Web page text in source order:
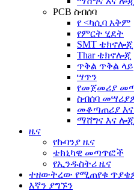
PCB ስብሰባ
የ <ካሲባ አቅም
የምርት ሂደት
SMT ቴክኖሎጂ
Thar ቴክኖሎጂ
ጥቅል ጥቅል ላይ
ሣጥን
የመጀመሪያ
ስብሰባ
መቆጣጠሪያ
ማሸግና እና
ዜና
የኩባንያ ዜና
ቴክኒካዊ መጣጥፎች
የኢንዱስትሪ ዜና
ተዘውትረው የሚጠየቁ
እኛን ያግኙን